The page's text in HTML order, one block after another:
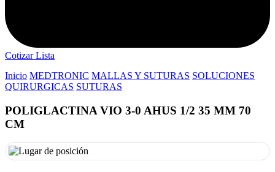
Cotizar Lista
Inicio MEDTRONIC MALLAS Y SUTURAS SOLUCIONES
QUIRURGICAS SUTURAS
POLIGLACTINA VIO 3-0 AHUS 1/2 35 MM 70
CM